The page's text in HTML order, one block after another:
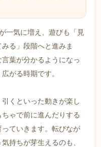
一気に増え、遊びも「見
る」段階へと進みま
葉が分かるようになっ
がる時期です。
くといった動きが楽し
ゃで前に進んだりする
ていきます。転びなが
持ちが芽生えるのも、